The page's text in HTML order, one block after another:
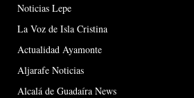
Noticias Lepe
La Voz de Isla Cristina
Actualidad Ayamonte
Aljarafe Noticias
Alcalá de Guadaíra News